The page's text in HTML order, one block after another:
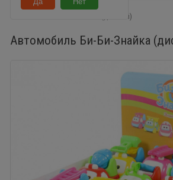
Автомобиль Би-Би-Знайка (дисплей)
Автомобиль Би-Би-Знайка